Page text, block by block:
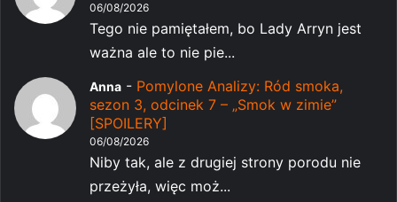
06/08/2026
Tego nie pamiętałem, bo Lady Arryn jest
ważna ale to nie pie...
Anna - Pomylone Analizy: Ród smoka,
sezon 3, odcinek 7 – „Smok w zimie”
[SPOILERY]
06/08/2026
Niby tak, ale z drugiej strony porodu nie
przeżyła, więc moż...